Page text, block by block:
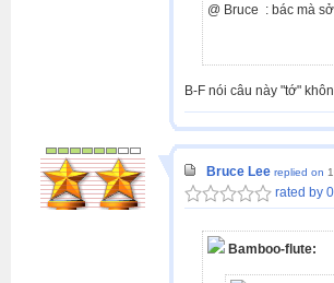
@ Bruce : bác mà
B-F nói câu này "tớ"
Bruce Lee replied on
rated by
Bamboo-flute: